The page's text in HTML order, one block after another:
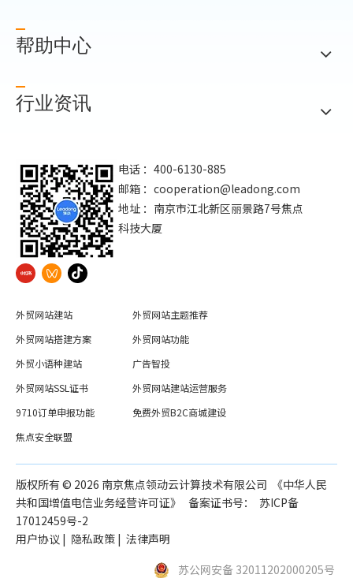
帮助中心
行业资讯
电话 ：400-6130-885
邮箱 ： cooperation@leadong.com
地址 ：南京市江北新区丽景路7号焦点
科技大厦
外贸网站建站
外贸网站主题推荐
外贸网站搭建方案
外贸网站功能
外贸小语种建站
广告智投
外贸网站SSL证书
外贸网站建站运营服务
9710订单申报功能
免费外贸B2C商城建设
焦点安全联盟
版权所有 ©️ 2026 南京焦点领动云计算技术有限公司 《中华人民
共和国增值电信业务经营许可证》 备案证书号： 苏ICP备
17012459号-2
用户协议 | 隐私政策 | 法律声明
苏公网安备 32011202000205号